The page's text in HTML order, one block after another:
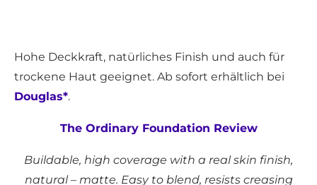
Hohe Deckkraft, natürliches Finish und auch für
trockene Haut geeignet. Ab sofort erhältlich bei
Douglas*.
The Ordinary Foundation Review
Buildable, high coverage with a real skin finish,
natural – matte. Easy to blend, resists creasing